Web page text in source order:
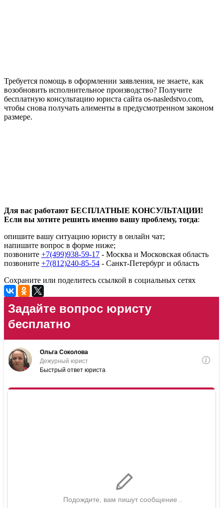
Требуется помощь в оформлении заявления, не знаете, как
возобновить исполнительное производство? Получите
бесплатную консультацию юриста сайта os-nasledstvo.com,
чтобы снова получать алименты в предусмотренном законом
размере.
Для вас работают БЕСПЛАТНЫЕ КОНСУЛЬТАЦИИ!
Если вы хотите решить именно вашу проблему, тогда:
опишите вашу ситуацию юристу в онлайн чат;
напишите вопрос в форме ниже;
позвоните +7(499)938-59-17 - Москва и Московская область
позвоните +7(812)240-85-54 - Санкт-Петербург и область
Сохраните или поделитесь ссылкой в социальных сетях